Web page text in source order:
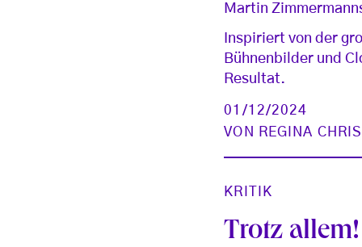
Martin
Inspiriert von der
Bühnenbilder und
Resultat.
01/12/2024
VON
REGINA
KRITIK
Trotz allem!